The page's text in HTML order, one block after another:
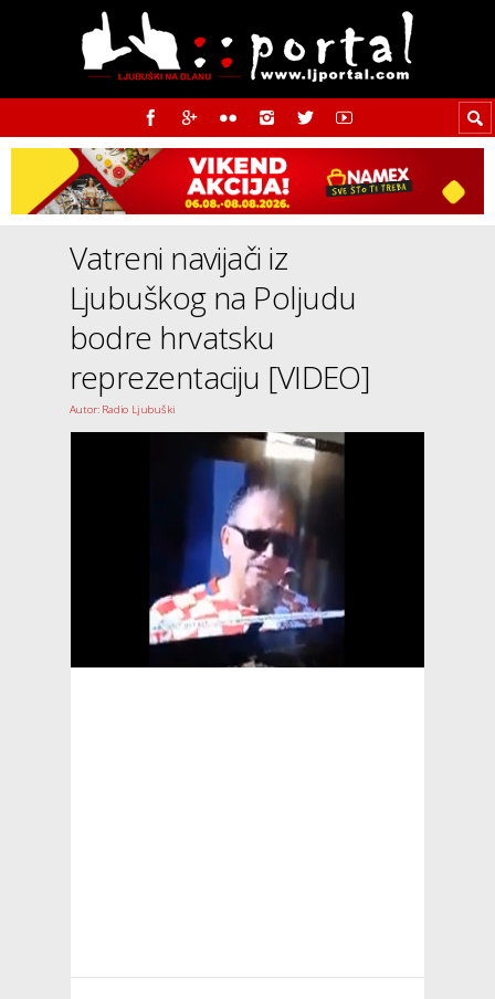
Vatreni navijači iz
Ljubuškog na Poljudu
bodre hrvatsku
reprezentaciju [VIDEO]
Autor: Radio Ljubuški